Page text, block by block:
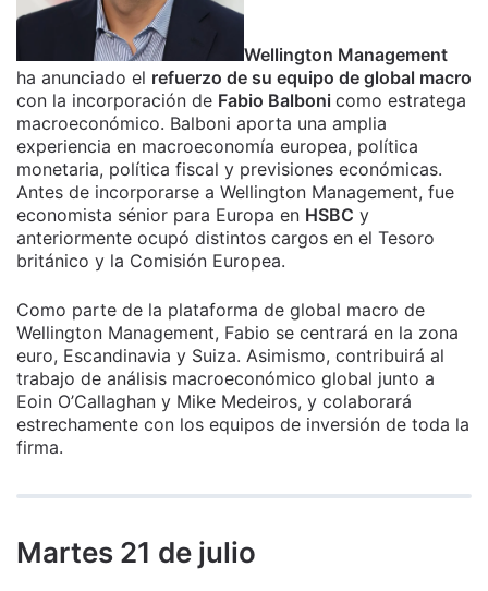
Wellington Management
ha anunciado el refuerzo de su equipo de global macro
con la incorporación de Fabio Balboni como estratega
macroeconómico. Balboni aporta una amplia
experiencia en macroeconomía europea, política
monetaria, política fiscal y previsiones económicas.
Antes de incorporarse a Wellington Management, fue
economista sénior para Europa en HSBC y
anteriormente ocupó distintos cargos en el Tesoro
británico y la Comisión Europea.
Como parte de la plataforma de global macro de
Wellington Management, Fabio se centrará en la zona
euro, Escandinavia y Suiza. Asimismo, contribuirá al
trabajo de análisis macroeconómico global junto a
Eoin O’Callaghan y Mike Medeiros, y colaborará
estrechamente con los equipos de inversión de toda la
firma.
Martes 21 de julio